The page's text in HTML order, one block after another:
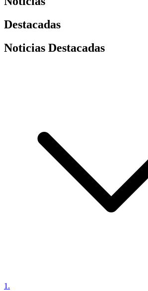
Destacadas
Noticias Destacadas
1 .